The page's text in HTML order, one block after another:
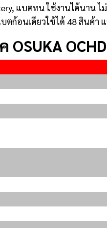
แบตทน ใช้งานได้นาน
ตก้อนเดียวใช้ได้ 48 สินค้า